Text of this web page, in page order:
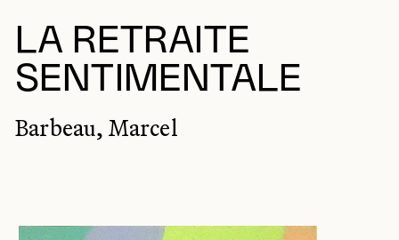
LA RETRAITE
SENTIMENTALE
Barbeau, Marcel